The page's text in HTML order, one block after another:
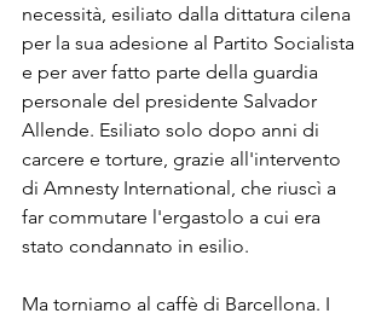
necessità, esiliato dalla dittatura cilena
per la sua adesione al Partito Socialista
e per aver fatto parte della guardia
personale del presidente Salvador
Allende. Esiliato solo dopo anni di
carcere e torture, grazie all'intervento
di Amnesty International, che riuscì a
far commutare l'ergastolo a cui era
stato condannato in esilio.
Ma torniamo al caffè di Barcellona. I